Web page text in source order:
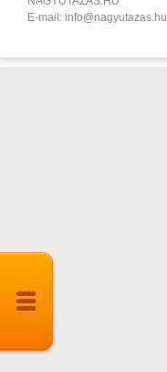
E-mail: info@nagyutazas.hu